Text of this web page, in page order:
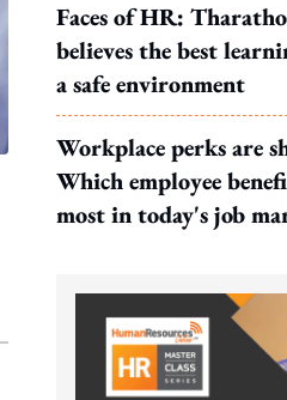
Faces of HR:
believes the best
a safe environment
Workplace perks are
Which employee
most in today's job